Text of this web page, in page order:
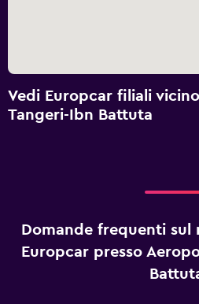
Vedi Europcar filiali
Tangeri-Ibn Battuta
Domande frequenti
Europcar presso